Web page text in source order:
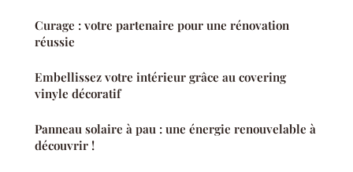
Curage : votre partenaire pour une rénovation
réussie
Embellissez votre intérieur grâce au covering
vinyle décoratif
Panneau solaire à pau : une énergie renouvelable à
découvrir !